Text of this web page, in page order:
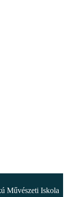
Művészeti Iskola